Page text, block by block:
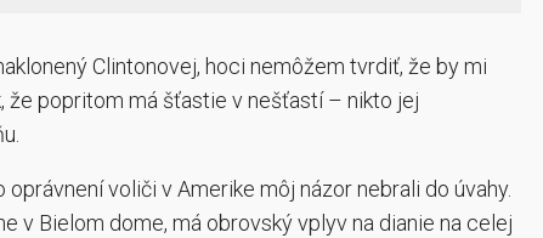
Clintonovej, hoci nemôžem tvrdiť, že by mi
že popritom má šťastie v nešťastí – nikto jej
voliči v Amerike môj názor nebrali do úvahy.
v Bielom dome, má obrovský vplyv na dianie na celej